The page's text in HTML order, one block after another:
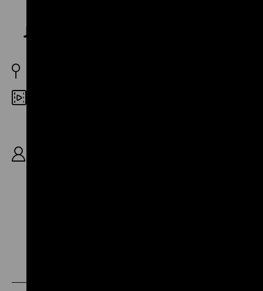
Jeder schreibt für sich allein